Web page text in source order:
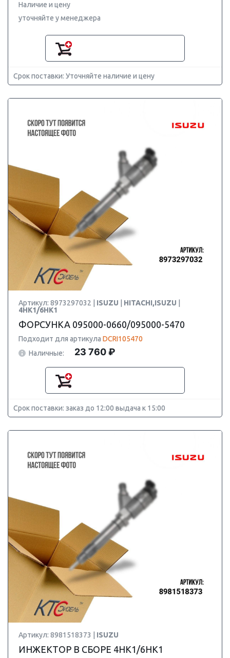
Наличие и цену
уточняйте у менеджера
Срок поставки: Уточняйте наличие и цену
Артикул: 8973297032 | ISUZU HITACHI,ISUZU
4HK1/6HK1
ФОРСУНКА 095000-0660/095000-5470
Подходит для артикула DCRI105470
Наличные:
23 760 ₽
Срок поставки: заказ до 12:00 выдача к 15:00
Артикул: 8981518373 | ISUZU
ИНЖЕКТОР В СБОРЕ 4HK1/6HK1